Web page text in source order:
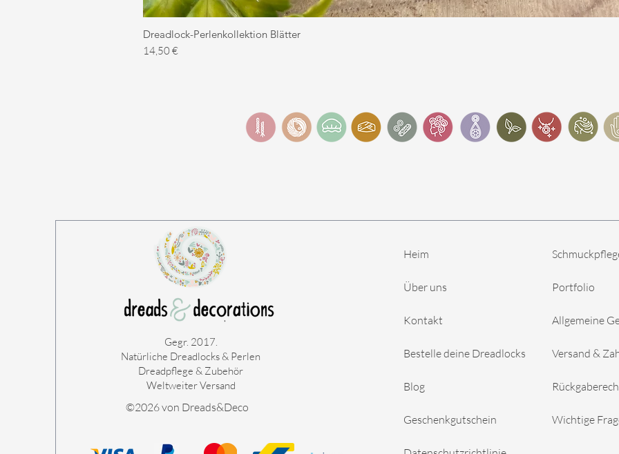
Dreadlock-Perlenkollektion Blätter
Preis
14,50 €
Gegr. 2017.
Natürliche Dreadlocks & Perlen
Dreadpflege & Zubehör
Weltweiter Versand
©2026 von Dreads&Deco
Heim
Über uns
Kontakt
Bestelle deine Dreadlocks
Blog
Geschenkgutschein
Portfolio
Allgemeine
Versand &
Wichtige